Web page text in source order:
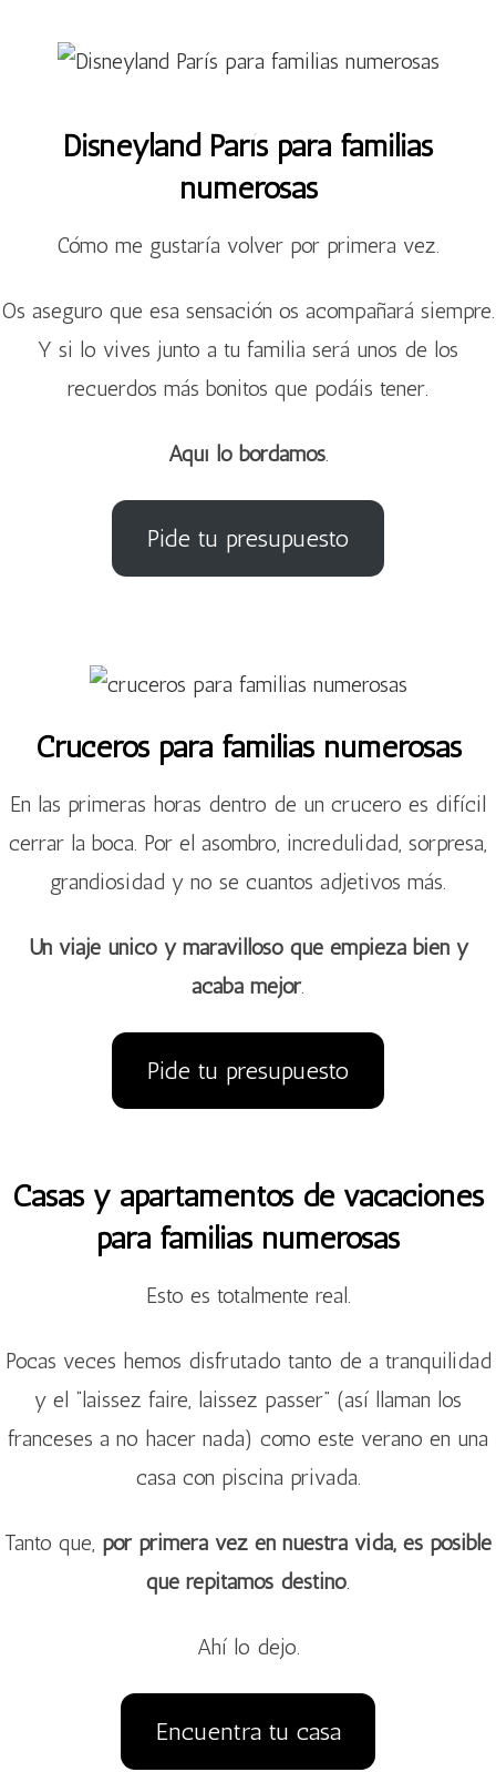
Disneyland París para familias
numerosas
Cómo me gustaría volver por primera vez.
Os aseguro que esa sensación os acompañará siempre.
Y si lo vives junto a tu familia será unos de los
recuerdos más bonitos que podáis tener.
Aquí lo bordamos.
Pide tu presupuesto
Cruceros para familias numerosas
En las primeras horas dentro de un crucero es difícil
cerrar la boca. Por el asombro, incredulidad, sorpresa,
grandiosidad y no se cuantos adjetivos más.
Un viaje único y maravilloso que empieza bien y
acaba mejor.
Pide tu presupuesto
Casas y apartamentos de vacaciones
para familias numerosas
Esto es totalmente real.
Pocas veces hemos disfrutado tanto de a tranquilidad
y el “laissez faire, laissez passer” (así llaman los
franceses a no hacer nada) como este verano en una
casa con piscina privada.
Tanto que, por primera vez en nuestra vida, es posible
que repitamos destino.
Ahí lo dejo.
Encuentra tu casa